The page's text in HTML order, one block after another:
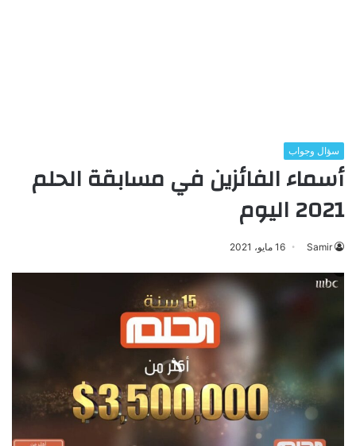
سؤال وجواب
أسماء الفائزين في مسابقة الحلم
2021 اليوم
Samir 16 مايو، 2021